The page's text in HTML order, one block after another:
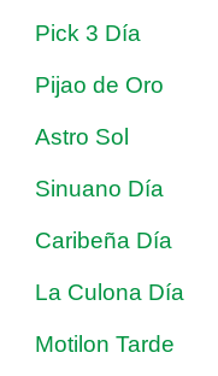
Pick 3 Día
Pijao de Oro
Astro Sol
Sinuano Día
Caribeña Día
La Culona Día
Motilon Tarde